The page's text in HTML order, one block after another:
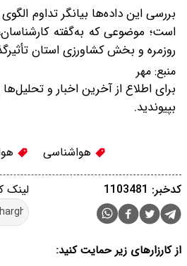
بررسی این داده‌ها بیانگر تداوم
است؛ موضوعی که به‌گفته
روزمره و بخش کشاورزی استان
منبع: مهر
برای اطلاع از آخرین اخبار و
بپیوندید.
هواشناسی
لینک کدخبر: 1103481
از کارزارهای زیر حمایت کنید: